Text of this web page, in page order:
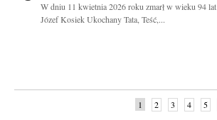
W dniu 11 kwietnia 2026 roku zmarł w wieku 94 lat
Józef Kosiek Ukochany Tata, Teść,...
1 2 3 4 5